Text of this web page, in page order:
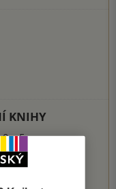
KNIHY
z 5